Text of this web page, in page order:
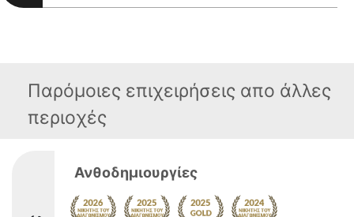
Παρόμοιες επιχειρήσεις απο άλλες
περιοχές
Ανθοδημιουργίες